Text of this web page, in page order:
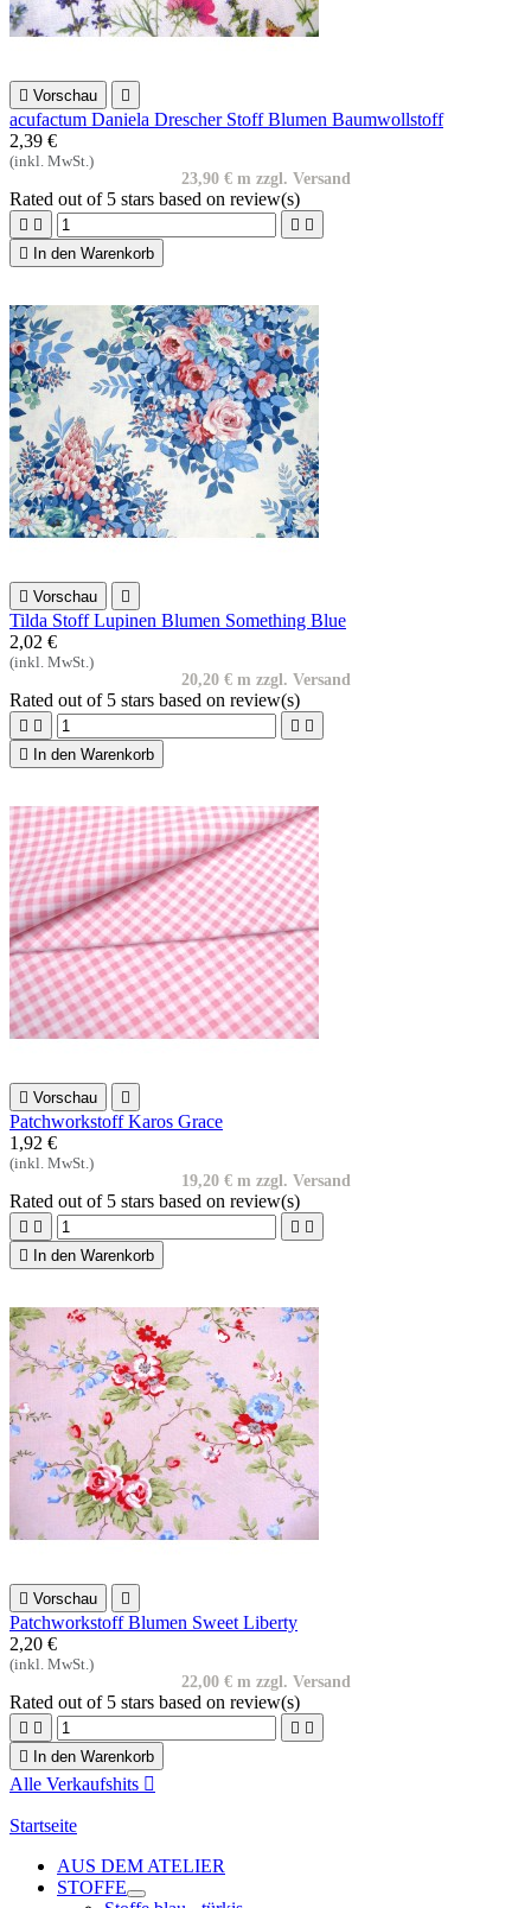
 Vorschau 
acufactum Daniela Drescher Stoff Blumen Baumwollstoff
2,39 €
(inkl. MwSt.)
23,90 € m zzgl. Versand
Rated out of 5 stars based on review(s)
   

In den Warenkorb
 Vorschau 
Tilda Stoff Lupinen Blumen Something Blue
2,02 €
(inkl. MwSt.)
20,20 € m zzgl. Versand
Rated out of 5 stars based on review(s)
   

In den Warenkorb
 Vorschau 
Patchworkstoff Karos Grace
1,92 €
(inkl. MwSt.)
19,20 € m zzgl. Versand
Rated out of 5 stars based on review(s)
   

In den Warenkorb
 Vorschau 
Patchworkstoff Blumen Sweet Liberty
2,20 €
(inkl. MwSt.)
22,00 € m zzgl. Versand
Rated out of 5 stars based on review(s)
   

In den Warenkorb
Alle Verkaufshits 
Startseite
AUS DEM ATELIER
STOFFE